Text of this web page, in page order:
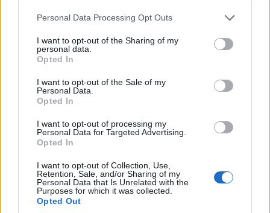
Please note that this website/app uses one or more Google
not limited to your visit or usage behaviour. You may click to
grant or deny consent to Google and its third-party tags to
use your data for below specified purposes in below Google
consent section.
Personal Data Processing Opt Outs
I want to opt-out of the Sharing of my
personal data.
Opted In
I want to opt-out of the Sale of my
Personal Data.
Opted In
I want to opt-out of processing my
Personal Data for Targeted Advertising.
Opted In
I want to opt-out of Collection, Use,
Retention, Sale, and/or Sharing of my
Personal Data that Is Unrelated with the
Purposes for which it was collected.
Opted Out